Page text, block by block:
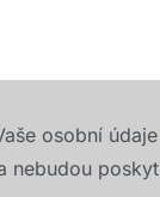
osobní
nebudou